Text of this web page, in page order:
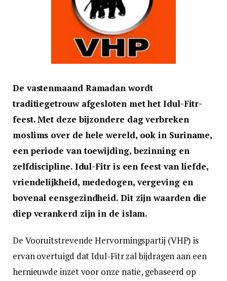
De vastenmaand Ramadan wordt
traditiegetrouw afgesloten met het Idul-Fitr-
feest. Met deze bijzondere dag verbreken
moslims over de hele wereld, ook in Suriname,
een periode van toewijding, bezinning en
zelfdiscipline. Idul-Fitr is een feest van liefde,
vriendelijkheid, mededogen, vergeving en
bovenal eensgezindheid. Dit zijn waarden die
diep verankerd zijn in de islam.
De Vooruitstrevende Hervormingspartij (VHP) is
ervan overtuigd dat Idul-Fitr zal bijdragen aan een
hernieuwde inzet voor onze natie, gebaseerd op